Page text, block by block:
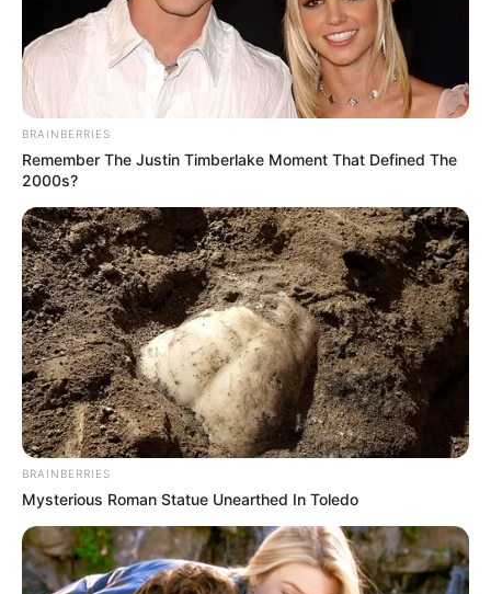
BRAINBERRIES
Remember The Justin Timberlake Moment That Defined The
2000s?
BRAINBERRIES
Mysterious Roman Statue Unearthed In Toledo